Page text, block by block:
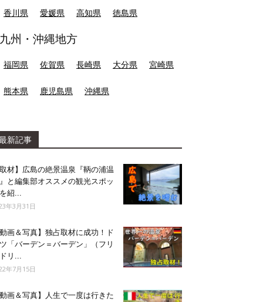
香川県 愛媛県 高知県 徳島県
九州・沖縄地方
福岡県 佐賀県 長崎県 大分県 宮崎県
熊本県 鹿児島県 沖縄県
新記事
取材】広島の絶景温泉『鞆の浦温
と編集部オススメの観光スポッ
紹...
年3月31日
動画＆写真】独占取材に成功！ド
「バーデン＝バーデン」（フリ
リ...
年7月15日
動画＆写真】人生で一度は行きた